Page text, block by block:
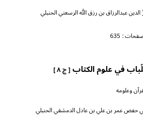
عبدالرزاق بن رزق الله الرسعني الحنبلي
:
635
في علوم الكتاب[ ج ٨ ]
وعلومه
حفص عمر بن علي بن عادل الدمشقي الحنبلي